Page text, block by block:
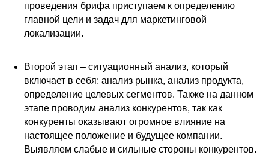
проведения брифа приступаем к определению
главной цели и задач для маркетинговой
локализации.
Второй этап – ситуационный анализ, который
включает в себя: анализ рынка, анализ продукта,
определение целевых сегментов. Также на данном
этапе проводим анализ конкурентов, так как
конкуренты оказывают огромное влияние на
настоящее положение и будущее компании.
Выявляем слабые и сильные стороны конкурентов.